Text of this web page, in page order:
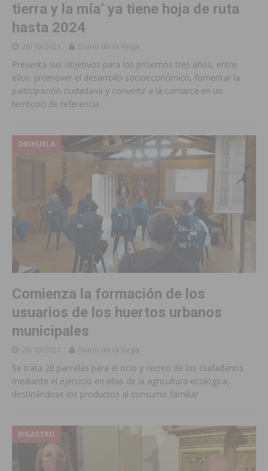
tierra y la mía’ ya tiene hoja de ruta
hasta 2024
26/10/2021 Diario de la Vega
Presenta sus objetivos para los próximos tres años, entre
ellos: promover el desarrollo socioeconómico, fomentar la
participación ciudadana y convertir a la comarca en un
territorio de referencia
ORIHUELA
Comienza la formación de los
usuarios de los huertos urbanos
municipales
26/10/2021 Diario de la Vega
Se trata 28 parcelas para el ocio y recreo de los ciudadanos
mediante el ejercicio en ellas de la agricultura ecológica,
destinándose los productos al consumo familiar
BIGASTRO